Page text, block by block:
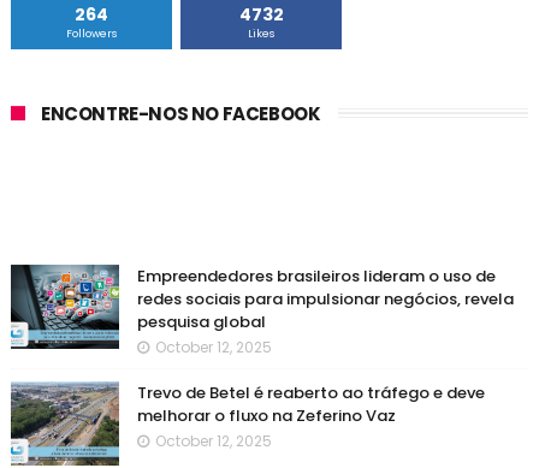
264
Followers
4732
Likes
ENCONTRE-NOS NO FACEBOOK
Empreendedores brasileiros lideram o uso de
redes sociais para impulsionar negócios, revela
pesquisa global
October 12, 2025
Trevo de Betel é reaberto ao tráfego e deve
melhorar o fluxo na Zeferino Vaz
October 12, 2025